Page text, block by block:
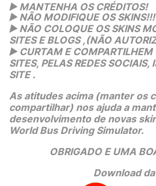
▶️ MANTENHA OS CRÉDITOS!
▶️ NÃO MODIFIQUE OS SKINS!!!
▶️ NÃO COLOQUE OS SKINS
SITES E BLOGS ,(NÃO
▶️ CURTAM E COMPARTILHEM
SITES, PELAS REDES SOCIAIS,
SITE .
As atitudes acima (manter os
compartilhar) nos ajuda a
desenvolvimento de novas
World Bus Driving Simulator.
OBRIGADO E UMA
Download